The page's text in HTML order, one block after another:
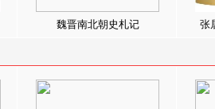
魏晋南北朝史札记 张